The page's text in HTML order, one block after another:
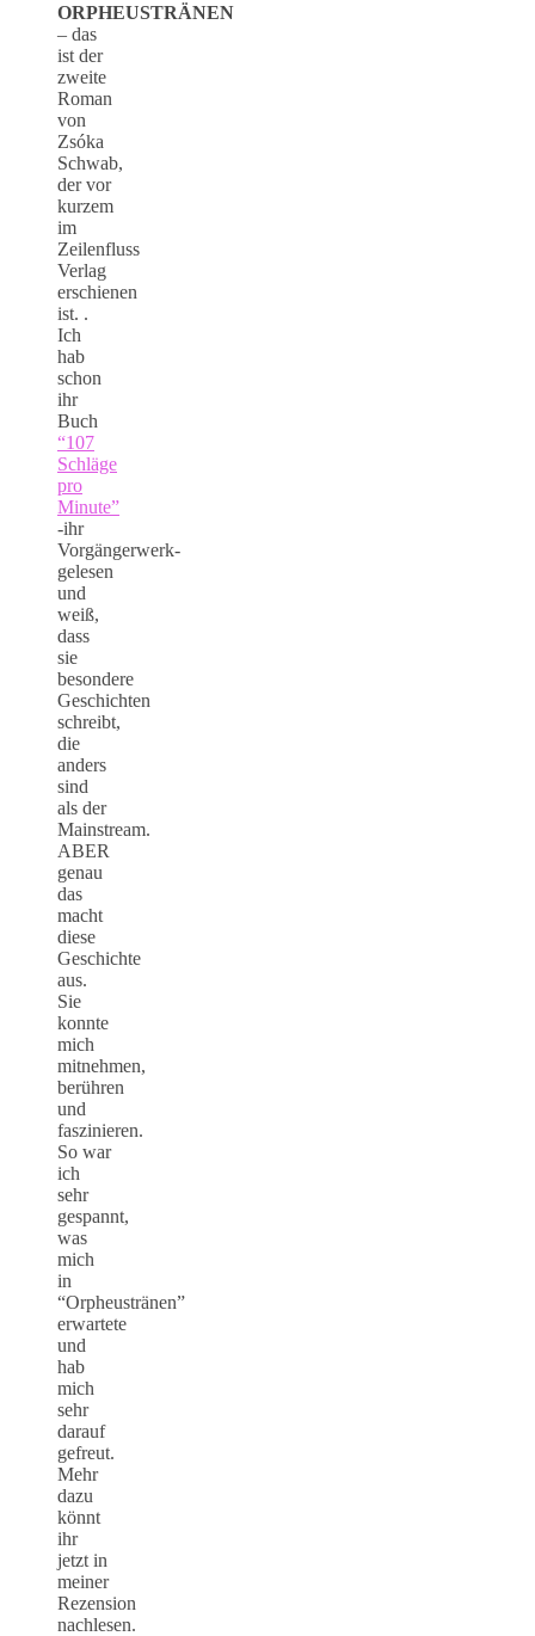
ORPHEUSTRÄNEN
– das
ist der
zweite
Roman
von
Zsóka
Schwab,
der vor
kurzem
im
Zeilenfluss
Verlag
erschienen
ist. .
Ich
hab
schon
ihr
Buch
“107
Schläge
pro
Minute”
-ihr
Vorgängerwerk-
gelesen
und
weiß,
dass
sie
besondere
Geschichten
schreibt,
die
anders
sind
als der
Mainstream.
ABER
genau
das
macht
diese
Geschichte
aus.
Sie
konnte
mich
mitnehmen,
berühren
und
faszinieren.
So war
ich
sehr
gespannt,
was
mich
in
“Orpheustränen”
erwartete
und
hab
mich
sehr
darauf
gefreut.
Mehr
dazu
könnt
ihr
jetzt in
meiner
Rezension
nachlesen.